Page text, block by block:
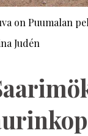
on Puumalan
Judén